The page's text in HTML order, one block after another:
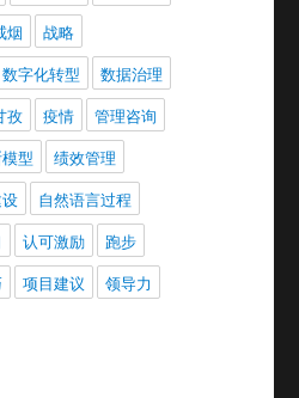
烟
战略
数字化转型
数据治理
孜 疫情
管理咨询
型
绩效管理
自然语言过程
认可激励
跑步
项目建议 领导力